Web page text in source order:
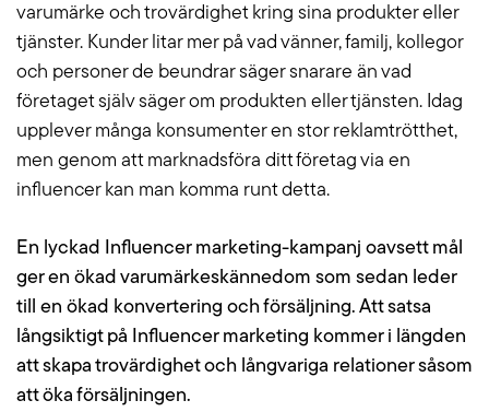
varumärke och trovärdighet kring sina produkter eller
tjänster. Kunder litar mer på vad vänner, familj, kollegor
och personer de beundrar säger snarare än vad
företaget själv säger om produkten eller tjänsten. Idag
upplever många konsumenter en stor reklamtrötthet,
men genom att marknadsföra ditt företag via en
influencer kan man komma runt detta.
En lyckad Influencer marketing-kampanj oavsett mål
ger en ökad varumärkeskännedom som sedan leder
till en ökad konvertering och försäljning. Att satsa
långsiktigt på Influencer marketing kommer i längden
att skapa trovärdighet och långvariga relationer såsom
att öka försäljningen.